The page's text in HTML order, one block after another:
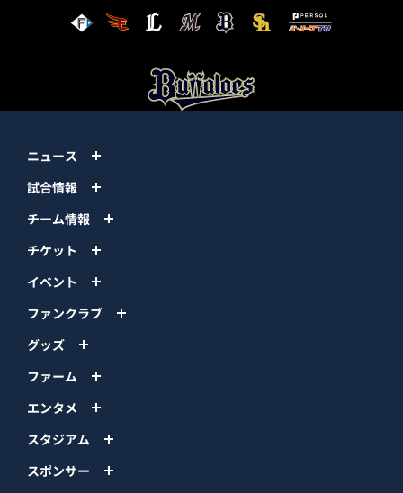
ニュース
試合情報
チーム情報
チケット
イベント
ファンクラブ
グッズ
ファーム
エンタメ
スタジアム
スポンサー